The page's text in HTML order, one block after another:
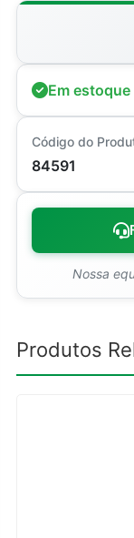
Em estoque
Código do
84591
Nossa
Produtos